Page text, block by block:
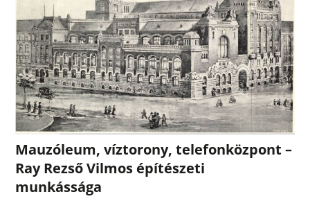
Mauzóleum, víztorony, telefonközpont –
Ray Rezső Vilmos építészeti
munkássága